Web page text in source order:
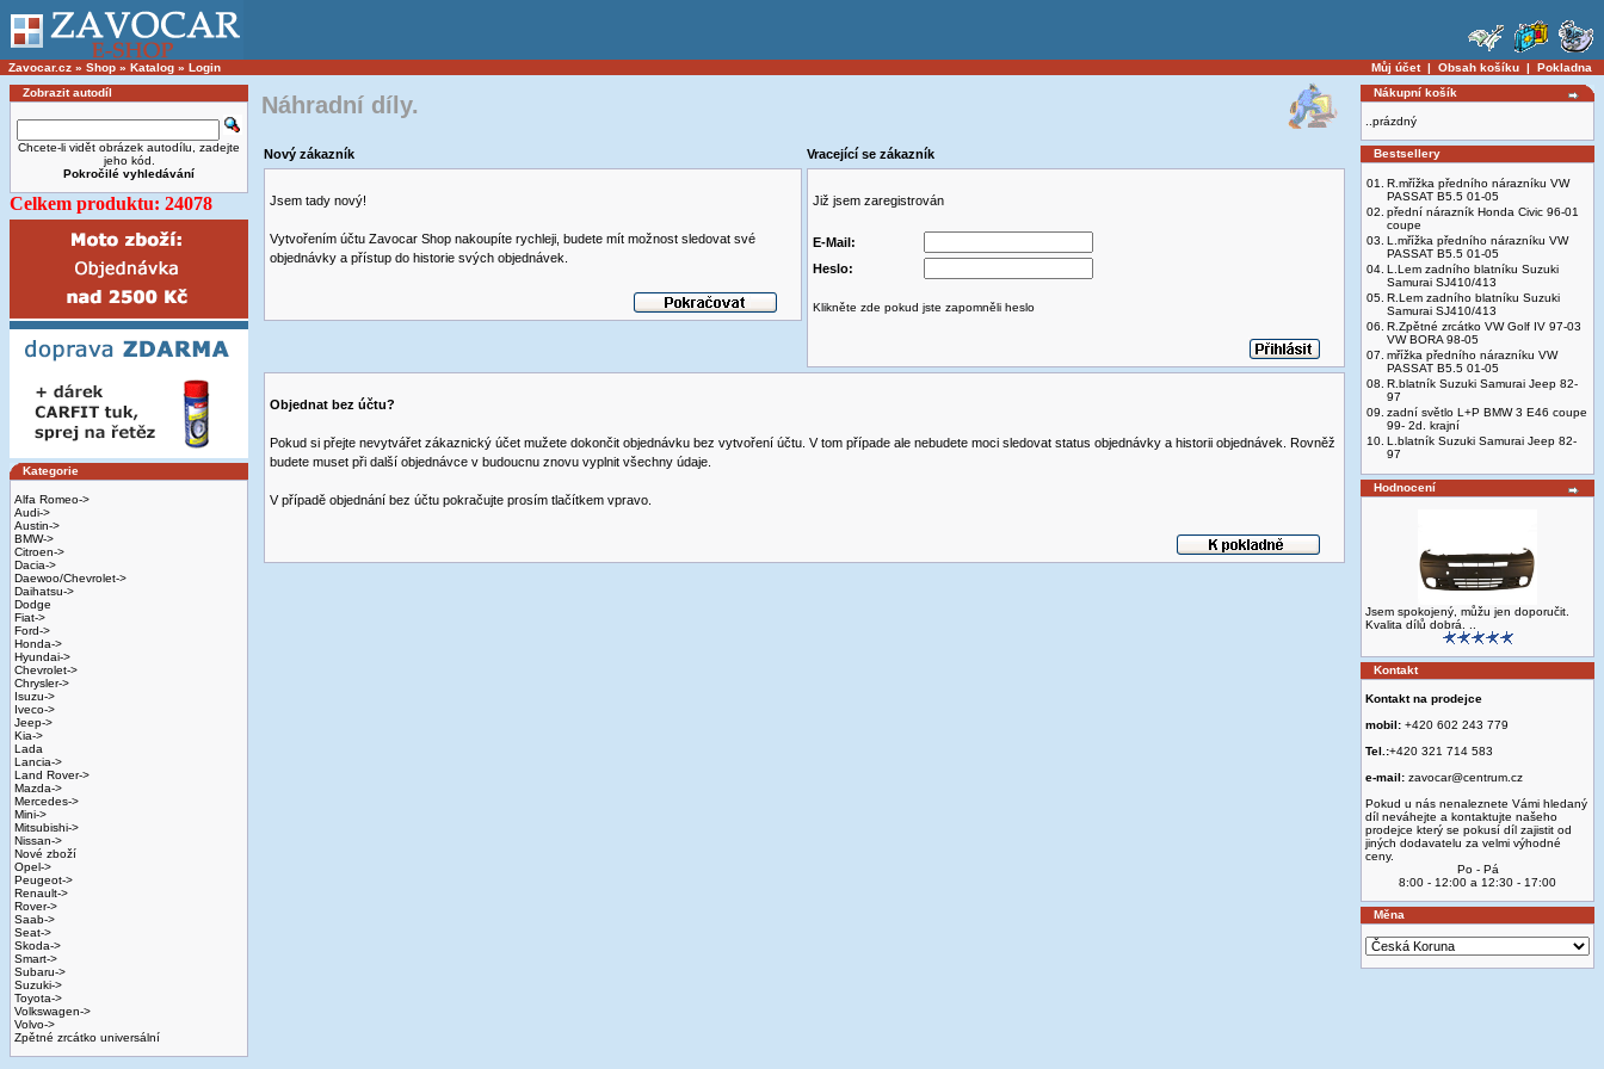
Zavocar.cz » Shop » Katalog » Login Můj účet| Obsah košíku | Pokladna
Zobrazit autodíl
Chcete-li vidět obrázek autodílu, zadejte
jeho kód.
Pokročilé vyhledávání
Celkem produktu: 24078
Kategorie
Alfa Romeo->
Audi->
Austin->
BMW->
Citroen->
Dacia->
Daewoo/Chevrolet->
Daihatsu->
Dodge
Fiat->
Ford->
Honda->
Hyundai->
Chevrolet->
Chrysler->
Isuzu->
Iveco->
Jeep->
Kia->
Lada
Lancia->
Land Rover->
Mazda->
Mercedes->
Mini->
Mitsubishi->
Nissan->
Nové zboží
Opel->
Peugeot->
Renault->
Rover->
Saab->
Seat->
Skoda->
Smart->
Subaru->
Suzuki->
Toyota->
Volkswagen->
Volvo->
Zpětné zrcátko universální
Náhradní díly.
Nový zákazník Vracející se zákazník
Jsem tady nový!
Vytvořením účtu Zavocar Shop nakoupíte rychleji, budete mít možnost sledovat své
objednávky a přístup do historie svých objednávek.
Již jsem zaregistrován
E-Mail:
Heslo:
Klikněte zde pokud jste zapomněli heslo
Objednat bez účtu?
Pokud si přejte nevytvářet zákaznický účet mužete dokončit objednávku bez vytvoření účtu. V tom případe ale nebudete moci sledovat status objednávky a historii objednávek. Rovněž
budete muset při další objednávce v budoucnu znovu vyplnit všechny údaje.
V případě objednání bez účtu pokračujte prosím tlačítkem vpravo.
Nákupní košík
..prázdný
Bestsellery
01.
R.mřížka předního nárazníku VW
PASSAT B5.5 01-05
02. přední nárazník Honda Civic 96-01
coupe
03. L.mřížka předního nárazníku VW
PASSAT B5.5 01-05
04. L.Lem zadního blatníku Suzuki
Samurai SJ410/413
05. R.Lem zadního blatníku Suzuki
Samurai SJ410/413
06. R.Zpětné zrcátko VW Golf IV 97-03
VW BORA 98-05
07. mřížka předního nárazníku VW
PASSAT B5.5 01-05
08. R.blatník Suzuki Samurai Jeep 82-
97
09. zadní světlo L+P BMW 3 E46 coupe
99- 2d. krajní
10. L.blatník Suzuki Samurai Jeep 82-
97
Hodnocení
Jsem spokojený, můžu jen doporučit.
Kvalita dílů dobrá. ..
Kontakt
Kontakt na prodejce
mobil: +420 602 243 779
Tel.:+420 321 714 583
e-mail: zavocar@centrum.cz
Pokud u nás nenaleznete Vámi hledaný
díl neváhejte a kontaktujte našeho
prodejce který se pokusí díl zajistit od
jiných dodavatelu za velmi výhodné
ceny.
Po - Pá
8:00 - 12:00 a 12:30 - 17:00
Měna